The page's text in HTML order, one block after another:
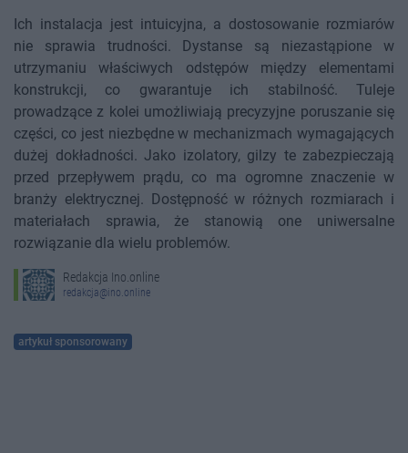
Ich instalacja jest intuicyjna, a dostosowanie rozmiarów
nie sprawia trudności. Dystanse są niezastąpione w
utrzymaniu właściwych odstępów między elementami
konstrukcji, co gwarantuje ich stabilność. Tuleje
prowadzące z kolei umożliwiają precyzyjne poruszanie się
części, co jest niezbędne w mechanizmach wymagających
dużej dokładności. Jako izolatory, gilzy te zabezpieczają
przed przepływem prądu, co ma ogromne znaczenie w
branży elektrycznej. Dostępność w różnych rozmiarach i
materiałach sprawia, że stanowią one uniwersalne
rozwiązanie dla wielu problemów.
Redakcja Ino.online
redakcja@ino.online
artykuł sponsorowany